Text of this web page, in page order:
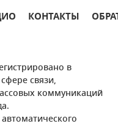
КОНТАКТЫ
в
связи,
коммуникаций